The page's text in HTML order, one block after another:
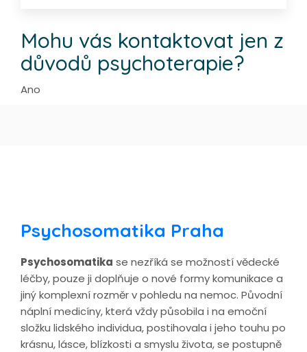
Mohu vás kontaktovat jen z
důvodů psychoterapie?
Ano
Psychosomatika Praha
Psychosomatika se nezříká se možností vědecké
léčby, pouze ji doplňuje o nové formy komunikace a
jiný komplexní rozměr v pohledu na nemoc. Původní
náplní medicíny, která vždy působila i na emoční
složku lidského individua, postihovala i jeho touhu po
krásnu, lásce, blízkosti a smyslu života, se postupně